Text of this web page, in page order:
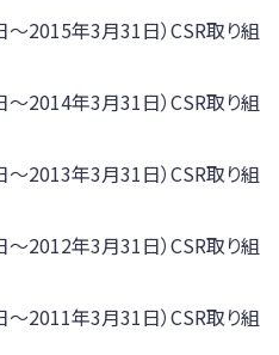
2015年3月31日）CSR取り組
2014年3月31日）CSR取り組
2013年3月31日）CSR取り組
2012年3月31日）CSR取り組
2011年3月31日）CSR取り組